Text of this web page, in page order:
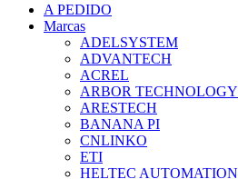
A PEDIDO
Marcas
ADELSYSTEM
ADVANTECH
ACREL
ARBOR TECHNOLOGY
ARESTECH
BANANA PI
CNLINKO
ETI
HELTEC AUTOMATION